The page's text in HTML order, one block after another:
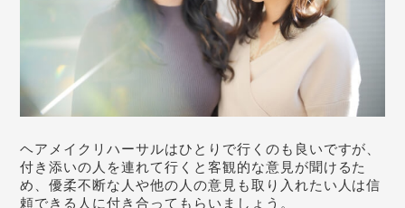
ヘアメイクリハーサルはひとりで行くのも良いですが、
付き添いの人を連れて行くと客観的な意見が聞けるた
め、優柔不断な人や他の人の意見も取り入れたい人は信
頼できる人に付き合ってもらいましょう。